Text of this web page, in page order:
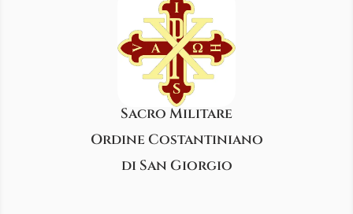
Sacro Militare
Ordine Costantiniano
di San Giorgio